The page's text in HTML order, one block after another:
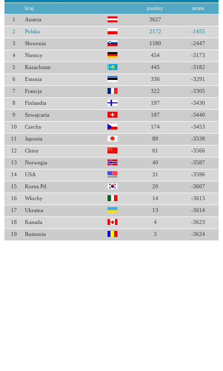
kraj punkty strata
1 Austria 3627
2 Polska 2172 -1455
3 Słowenia 1180 -2447
4 Niemcy 454 -3173
5 Kazachstan 445 -3182
6 Estonia 336 -3291
7 Francja 322 -3305
8 Finlandia 197 -3430
9 Szwajcaria 187 -3440
10 Czechy 174 -3453
11 Japonia 89 -3538
12 Chiny 61 -3566
13 Norwegia 40 -3587
14 USA 31 -3596
15 Korea Pd. 20 -3607
16 Włochy 14 -3613
17 Ukraina 13 -3614
18 Kanada 4 -3623
19 Rumunia 3 -3624